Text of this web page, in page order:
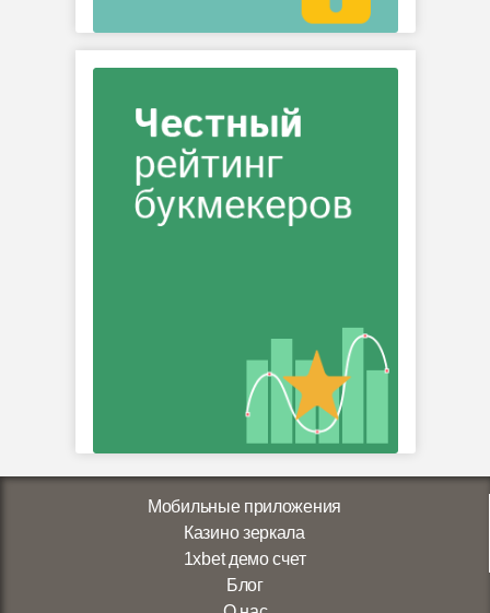
Мобильные приложения
Казино зеркала
1xbet демо счет
Блог